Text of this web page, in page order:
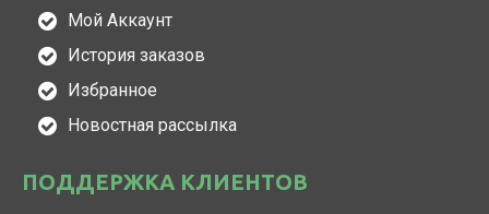
Мой Аккаунт
История заказов
Избранное
Новостная рассылка
ПОДДЕРЖКА КЛИЕНТОВ